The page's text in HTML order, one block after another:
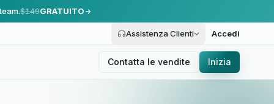
$149GRATUITO
Assistenza Clienti Accedi
Contatta le vendite Inizia